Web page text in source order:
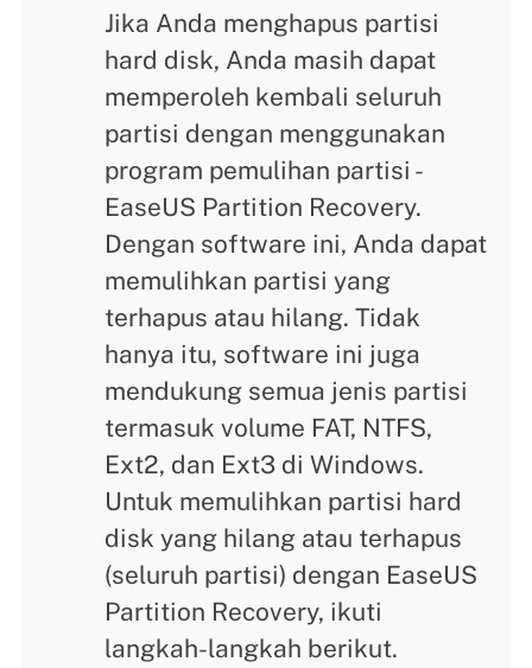
Jika Anda menghapus partisi
hard disk, Anda masih dapat
memperoleh kembali seluruh
partisi dengan menggunakan
program pemulihan partisi -
EaseUS Partition Recovery.
Dengan software ini, Anda dapat
memulihkan partisi yang
terhapus atau hilang. Tidak
hanya itu, software ini juga
mendukung semua jenis partisi
termasuk volume FAT, NTFS,
Ext2, dan Ext3 di Windows.
Untuk memulihkan partisi hard
disk yang hilang atau terhapus
(seluruh partisi) dengan EaseUS
Partition Recovery, ikuti
langkah-langkah berikut.